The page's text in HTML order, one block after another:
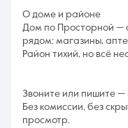
О доме и районе
Дом по Просторной —
рядом: магазины,
Район тихий, но всё
Звоните или пишите —
Без комиссии, без
просмотр.